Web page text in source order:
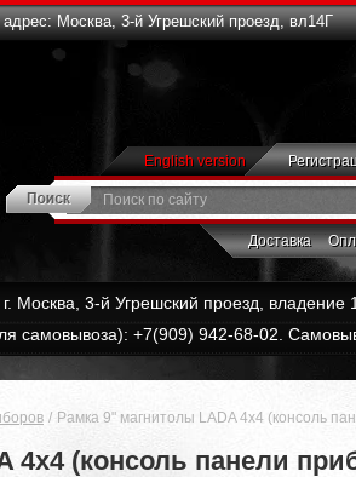
Москва, 3-й Угрешский проезд, вл14Г
English version
Доставка
Москва, 3-й Угрешский проезд,
самовывоза): +7(909) 942-68-02.
Рамка 9" магнитолы LADA 4x4 (консоль
4x4 (консоль панели